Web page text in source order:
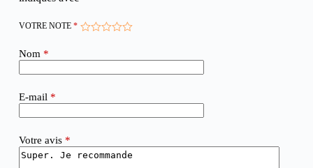
VOTRE NOTE *
Nom*
E-mail*
Votre avis *